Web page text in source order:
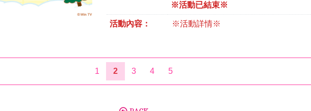
※活動已結束※
活動內容： ※活動詳情※
1 2 3 4 5